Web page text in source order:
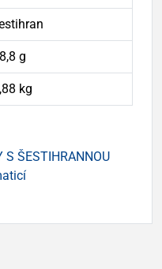
g
kg
ŠESTIHRANNOU